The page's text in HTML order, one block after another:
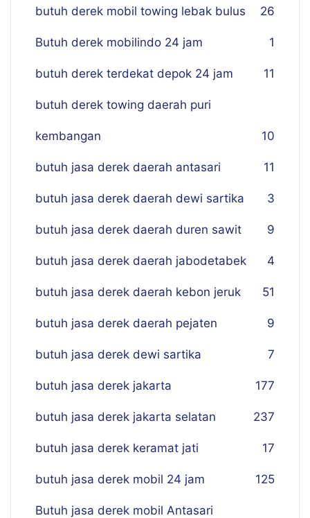
butuh derek mobil towing lebak bulus 26
Butuh derek mobilindo 24 jam 1
butuh derek terdekat depok 24 jam 11
butuh derek towing daerah puri
kembangan 10
butuh jasa derek daerah antasari 11
butuh jasa derek daerah dewi sartika 3
butuh jasa derek daerah duren sawit 9
butuh jasa derek daerah jabodetabek 4
butuh jasa derek daerah kebon jeruk 51
butuh jasa derek daerah pejaten 9
butuh jasa derek dewi sartika 7
butuh jasa derek jakarta 177
butuh jasa derek jakarta selatan 237
butuh jasa derek keramat jati 17
butuh jasa derek mobil 24 jam 125
Butuh jasa derek mobil Antasari